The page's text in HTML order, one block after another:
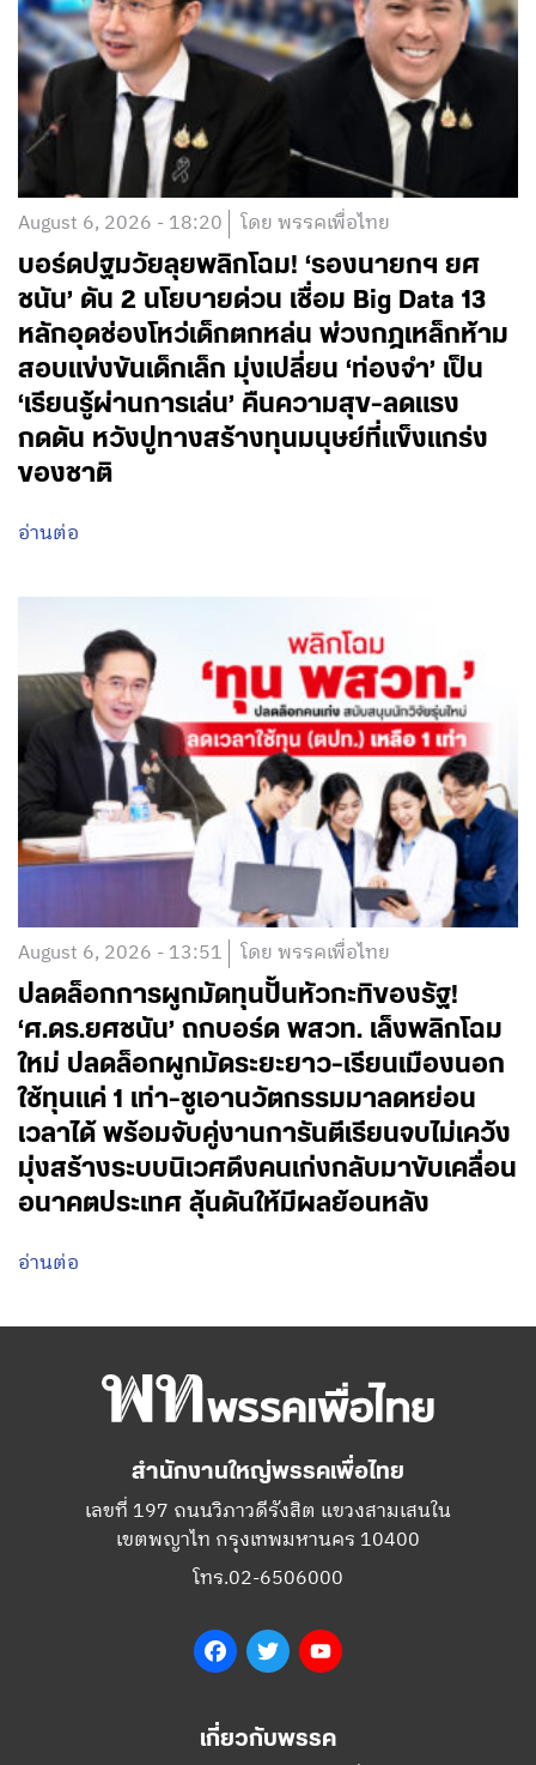
August 6, 2026 - 18:20 โดย พรรคเพื่อไทย
บอร์ดปฐมวัยลุยพลิกโฉม! ‘รองนายกฯ ยศ
ชนัน’ ดัน 2 นโยบายด่วน เชื่อม Big Data 13
หลักอุดช่องโหว่เด็กตกหล่น พ่วงกฎเหล็กห้าม
สอบแข่งขันเด็กเล็ก มุ่งเปลี่ยน ‘ท่องจำ’ เป็น
‘เรียนรู้ผ่านการเล่น’ คืนความสุข-ลดแรง
กดดัน หวังปูทางสร้างทุนมนุษย์ที่แข็งแกร่ง
ของชาติ
อ่านต่อ
August 6, 2026 - 13:51 โดย พรรคเพื่อไทย
ปลดล็อกการผูกมัดทุนปั้นหัวกะทิของรัฐ!
‘ศ.ดร.ยศชนัน’ ถกบอร์ด พสวท. เล็งพลิกโฉม
ใหม่ ปลดล็อกผูกมัดระยะยาว-เรียนเมืองนอก
ใช้ทุนแค่ 1 เท่า-ชูเอานวัตกรรมมาลดหย่อน
เวลาได้ พร้อมจับคู่งานการันตีเรียนจบไม่เคว้ง
มุ่งสร้างระบบนิเวศดึงคนเก่งกลับมาขับเคลื่อน
อนาคตประเทศ ลุ้นดันให้มีผลย้อนหลัง
อ่านต่อ
สำนักงานใหญ่พรรคเพื่อไทย
เลขที่ 197 ถนนวิภาวดีรังสิต แขวงสามเสนใน
เขตพญาไท กรุงเทพมหานคร 10400
โทร.02-6506000
FacebookTwitter
เกี่ยวกับพรรค